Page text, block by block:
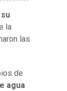
la
las
de
agua